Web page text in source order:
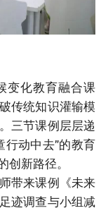
变化教育融合课
传统知识灌输模
三节课例层层递
行动中去”的教育
创新路径。
带来课例《未来
迹调查与小组减